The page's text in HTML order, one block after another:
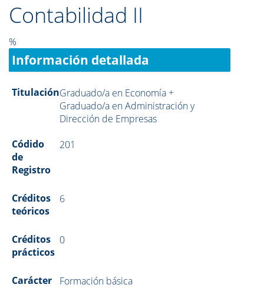
Contabilidad II
%
Información detallada
TitulaciónGraduado/a en Economía +
Graduado/a en Administración y
Dirección de Empresas
Códido
de
Registro
201
Créditos
teóricos
6
Créditos
prácticos
0
Carácter Formación básica